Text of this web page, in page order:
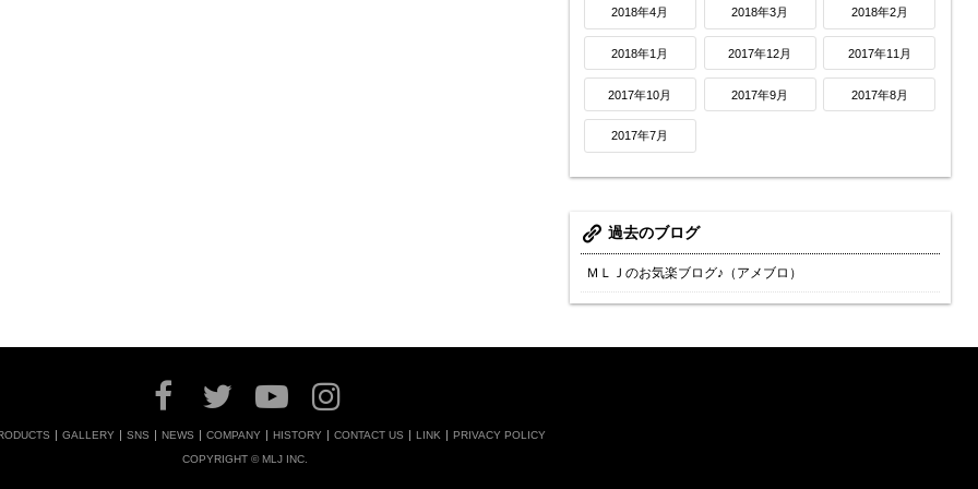
2018年4月 2018年3月 2018年2月
2018年1月 2017年12月 2017年11月
2017年10月 2017年9月 2017年8月
2017年7月
過去のブログ
ＭＬＪのお気楽ブログ♪（アメブロ）
GALLERY SNS NEWS COMPANY HISTORY CONTACT US LINK
PRIVACY POLICY
COPYRIGHT © MLJ INC.